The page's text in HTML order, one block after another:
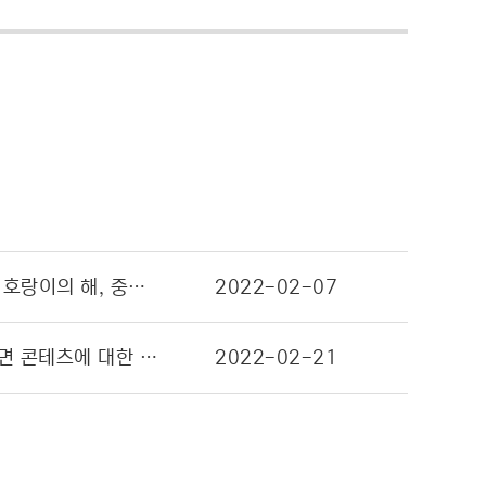
대원미디어, ‘무직타이거’로 중국 대표 플랫폼 기업 ‘알리바바’ 마음 사로잡다! … 임인년 호랑이의 해, 중국의 핵심 키워드는 ‘무직타이거’ 2022-02-07
대원미디어, 2022년 온기 연결 영업이익 125.5억 원으로 전년동기比 73.6%↑ “비대면 콘테츠에 대한 수요 증가로 방송, 출판, 콘텐츠 사업 커져간다” 2022-02-21